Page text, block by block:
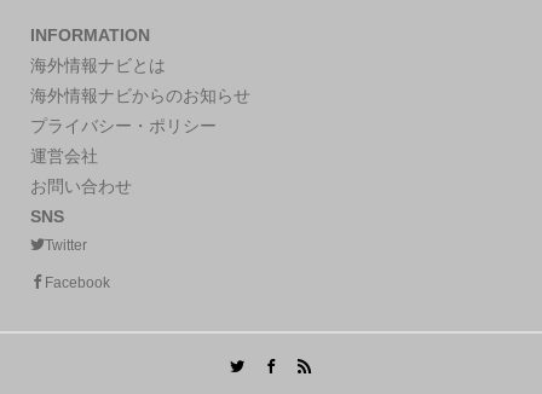
INFORMATION
海外情報ナビとは
海外情報ナビからのお知らせ
プライバシー・ポリシー
運営会社
お問い合わせ
SNS
Twitter
Facebook